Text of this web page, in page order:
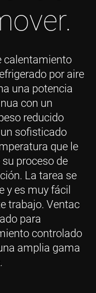
calentamiento
por aire
una potencia
con un
reducido
sofisticado
que le
proceso de
La tarea se
y es muy fácil
trabajo. Ventac
para
controlado
amplia gama